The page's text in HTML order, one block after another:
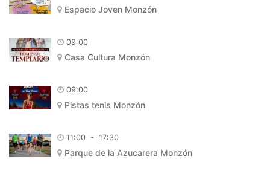
Espacio Joven Monzón
09:00
Casa Cultura Monzón
09:00
Pistas tenis Monzón
11:00 - 17:30
Parque de la Azucarera Monzón